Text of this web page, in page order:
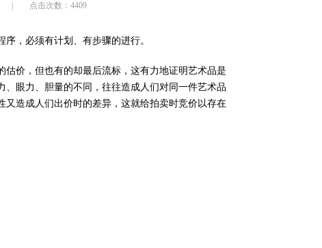
| 点击次数：4409
，必须有计划、有步骤的进行。
价，但也有的却最后流标，这有力地证明艺术品是
眼力、胆量的不同，往往造成人们对同一件艺术品
造成人们出价时的差异，这就给拍卖时竞价以存在